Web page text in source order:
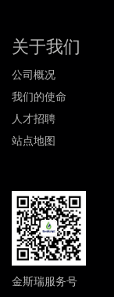
关于我们
公司概况
我们的使命
人才招聘
站点地图
金斯瑞服务号